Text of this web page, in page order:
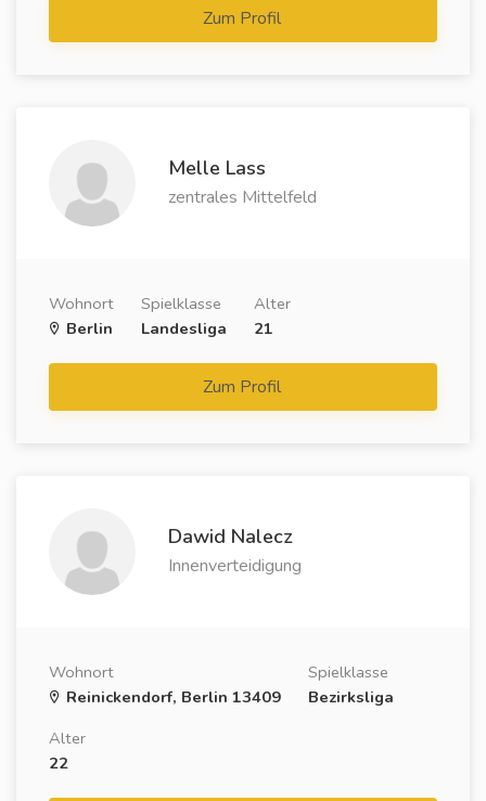
Zum Profil
Melle Lass
zentrales Mittelfeld
Wohnort
Berlin
Spielklasse
Landesliga
Alter
21
Zum Profil
Dawid Nalecz
Innenverteidigung
Wohnort
Reinickendorf, Berlin 13409
Spielklasse
Bezirksliga
Alter
22